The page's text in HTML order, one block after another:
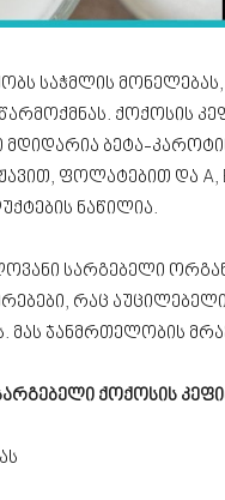
საჭმლის
ქოქოსის
ბეტა-
ფოლატებით და A,
ნაწილია.
სარგებელი
რაც
მას ჯანმრთელობის
ქოქოსის